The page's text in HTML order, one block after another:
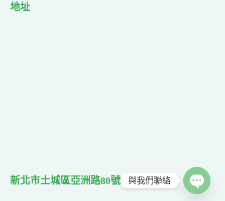
地址
新北市土城區亞洲路80號 與我們聯絡